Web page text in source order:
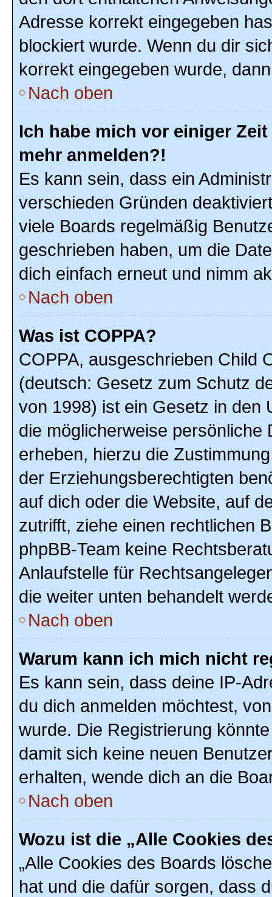
Adresse korrekt eingegeben
blockiert wurde. Wenn du dir
korrekt eingegeben wurde,
Nach oben
Ich habe mich vor einiger
mehr anmelden?!
Es kann sein, dass ein
verschieden Gründen
viele Boards regelmäßig
geschrieben haben, um die
dich einfach erneut und nimm
Nach oben
Was ist COPPA?
COPPA, ausgeschrieben Child
(deutsch: Gesetz zum Schutz
von 1998) ist ein Gesetz in den
die möglicherweise
erheben, hierzu die
der Erziehungsberechtigten
auf dich oder die Website, auf
zutrifft, ziehe einen rechtlichen
phpBB-Team keine
Anlaufstelle für
die weiter unten behandelt
Nach oben
Warum kann ich mich nicht
Es kann sein, dass deine IP-
du dich anmelden möchtest,
wurde. Die Registrierung
damit sich keine neuen
erhalten, wende dich an die
Nach oben
Wozu ist die „Alle Cookies
„Alle Cookies des Boards
hat und die dafür sorgen, dass